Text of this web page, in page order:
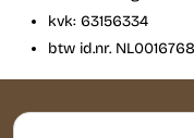
kvk: 63156334
btw id.nr.